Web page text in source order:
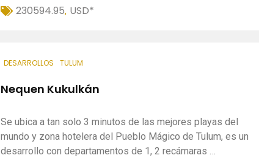
230594.95, USD*
DESARROLLOS TULUM
Nequen Kukulkán
Se ubica a tan solo 3 minutos de las mejores playas del
mundo y zona hotelera del Pueblo Mágico de Tulum, es un
desarrollo con departamentos de 1, 2 recámaras …